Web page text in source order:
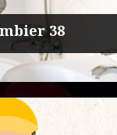
plomberie 38